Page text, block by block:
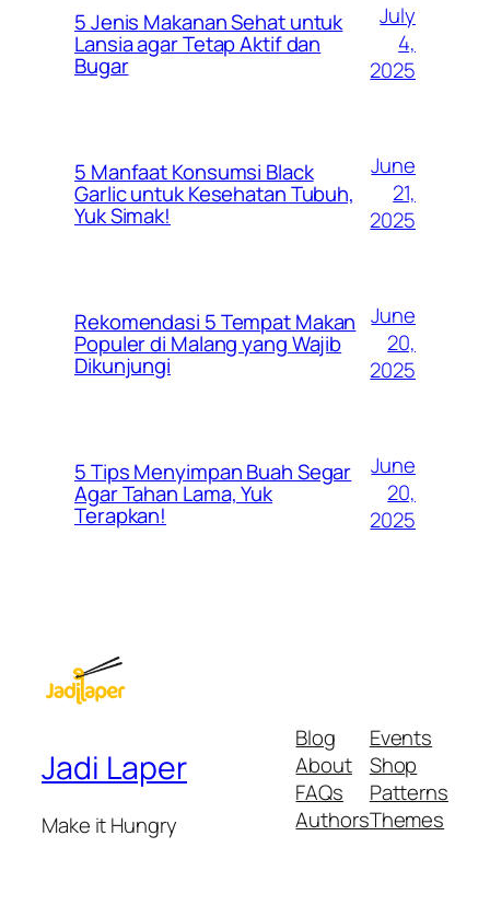
5 Jenis Makanan Sehat untuk
Lansia agar Tetap Aktif dan
Bugar
July
4,
2025
5 Manfaat Konsumsi Black
Garlic untuk Kesehatan Tubuh,
Yuk Simak!
June
21,
2025
Rekomendasi 5 Tempat Makan
Populer di Malang yang Wajib
Dikunjungi
June
20,
2025
5 Tips Menyimpan Buah Segar
Agar Tahan Lama, Yuk
Terapkan!
June
20,
2025
Jadi Laper
Make it Hungry
Blog
About
FAQs
Authors
Events
Shop
Patterns
Themes